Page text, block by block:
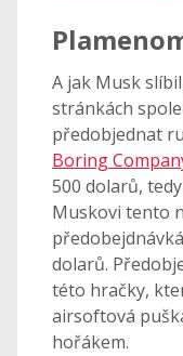
A jak Musk
stránkách
předobjednat
Boring
500 dolarů,
Muskovi tento
dolarů.
této hračky,
airsoftová
hořákem.